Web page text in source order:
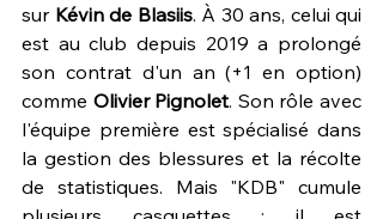
sur Kévin de Blasiis. À 30 ans, celui qui
est au club depuis 2019 a prolongé
son contrat d'un an (+1 en option)
comme Olivier Pignolet. Son rôle avec
l'équipe première est spécialisé dans
la gestion des blessures et la récolte
de statistiques. Mais "KDB" cumule